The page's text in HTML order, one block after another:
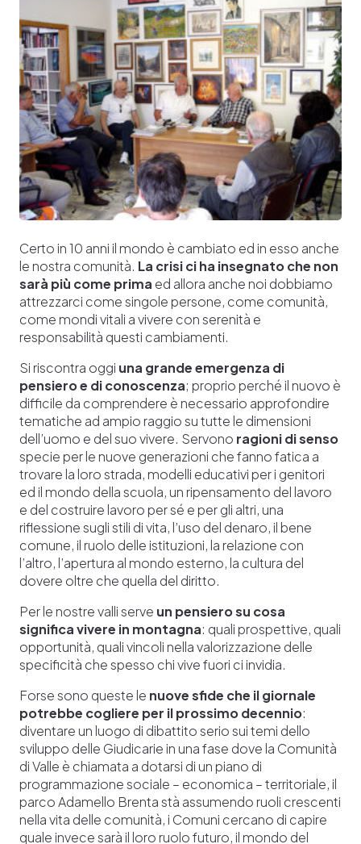
Certo in 10 anni il mondo è cambiato ed in esso anche
le nostra comunità. La crisi ci ha insegnato che non
sarà più come prima ed allora anche noi dobbiamo
attrezzarci come singole persone, come comunità,
come mondi vitali a vivere con serenità e
responsabilità questi cambiamenti.
Si riscontra oggi una grande emergenza di
pensiero e di conoscenza; proprio perché il nuovo è
difficile da comprendere è necessario approfondire
tematiche ad ampio raggio su tutte le dimensioni
dell’uomo e del suo vivere. Servono ragioni di senso
specie per le nuove generazioni che fanno fatica a
trovare la loro strada, modelli educativi per i genitori
ed il mondo della scuola, un ripensamento del lavoro
e del costruire lavoro per sé e per gli altri, una
riflessione sugli stili di vita, l’uso del denaro, il bene
comune, il ruolo delle istituzioni, la relazione con
l’altro, l’apertura al mondo esterno, la cultura del
dovere oltre che quella del diritto.
Per le nostre valli serve un pensiero su cosa
significa vivere in montagna: quali prospettive, quali
opportunità, quali vincoli nella valorizzazione delle
specificità che spesso chi vive fuori ci invidia.
Forse sono queste le nuove sfide che il giornale
potrebbe cogliere per il prossimo decennio:
diventare un luogo di dibattito serio sui temi dello
sviluppo delle Giudicarie in una fase dove la Comunità
di Valle è chiamata a dotarsi di un piano di
programmazione sociale – economica – territoriale, il
parco Adamello Brenta stà assumendo ruoli crescenti
nella vita delle comunità, i Comuni cercano di capire
quale invece sarà il loro ruolo futuro, il mondo del